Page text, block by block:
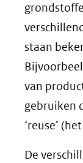
staan
van
gebruiken
‘reuse’
De